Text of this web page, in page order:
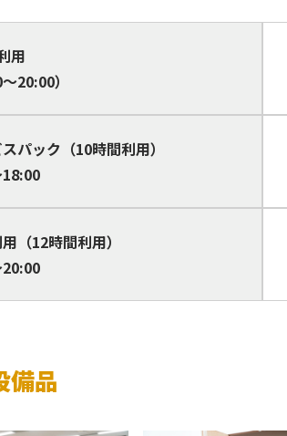
用
～20:00）
パック（10時間利用）
（12時間利用）
備品